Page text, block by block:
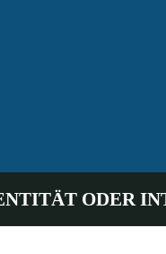
ODER